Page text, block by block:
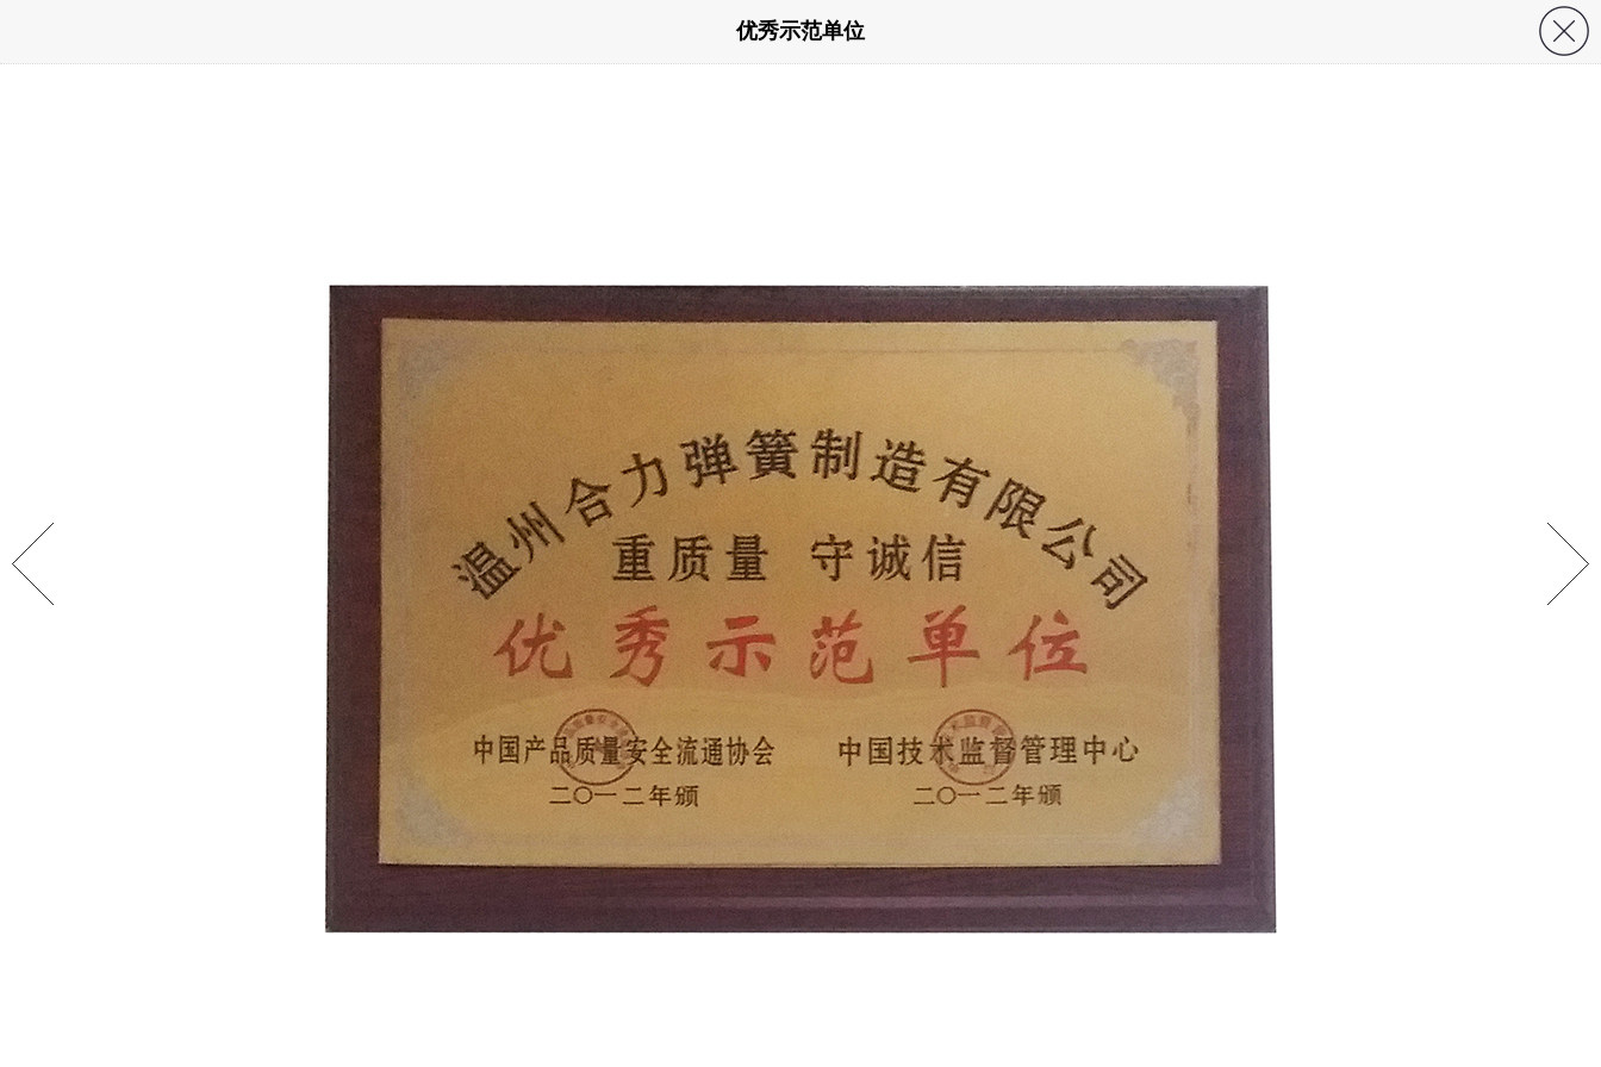
优秀示范单位